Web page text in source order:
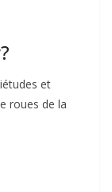
et
roues de la